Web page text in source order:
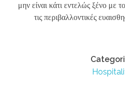
μην είναι κάτι εντελώς ξένο με
τις περιβαλλοντικές